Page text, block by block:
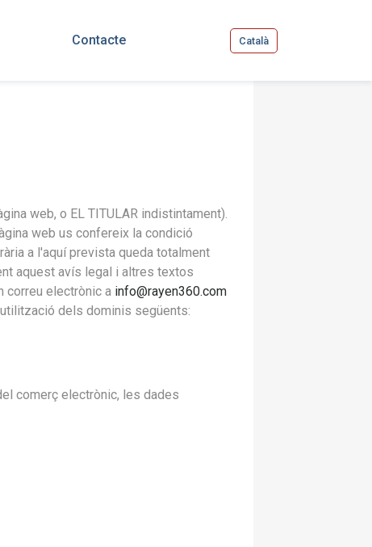
Contacte Català
web, o EL TITULAR indistintament).
web us confereix la condició
a l'aquí prevista queda totalment
aquest avís legal i altres textos
correu electrònic a info@rayen360.com
dels dominis següents:
comerç electrònic, les dades